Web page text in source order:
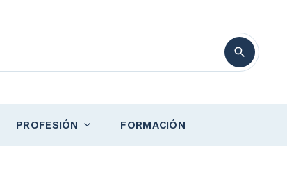
PROFESIÓN FORMACIÓN